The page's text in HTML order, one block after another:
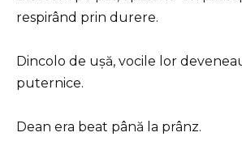
respirând prin durere.
Dincolo de ușă, vocile lor
puternice.
Dean era beat până la prânz.